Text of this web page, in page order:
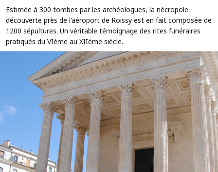
Estimée à 300 tombes par les archéologues, la nécropole
découverte près de l'aéroport de Roissy est en fait composée de
1200 sépultures. Un véritable témoignage des rites funéraires
pratiqués du VIème au XIIème siècle.